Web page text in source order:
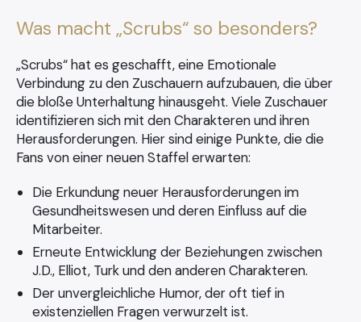
Was macht „Scrubs“ so besonders?
„Scrubs“ hat es geschafft, eine Emotionale
Verbindung zu den Zuschauern aufzubauen, die über
die bloße Unterhaltung hinausgeht. Viele Zuschauer
identifizieren sich mit den Charakteren und ihren
Herausforderungen. Hier sind einige Punkte, die die
Fans von einer neuen Staffel erwarten:
Die Erkundung neuer Herausforderungen im
Gesundheitswesen und deren Einfluss auf die
Mitarbeiter.
Erneute Entwicklung der Beziehungen zwischen
J.D., Elliot, Turk und den anderen Charakteren.
Der unvergleichliche Humor, der oft tief in
existenziellen Fragen verwurzelt ist.